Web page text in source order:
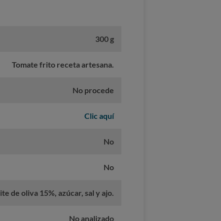
300 g
Tomate frito receta artesana.
No procede
Clic aquí
No
No
de oliva 15%, azúcar, sal y ajo.
No analizado